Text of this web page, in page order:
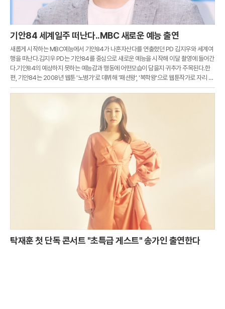
기안84 세계일주 떠난다..MBC 새로운 예능 출연
새롭게 시작하는 MBC예능에서 기안84가 나혼자산다를 연출했던 PD 김지우와 세계여
행을 떠난다.김지우 PD는 기안84를 중심으로 새로운 예능을 시작해 이달 촬영에 들어간
다.기안84의 예상하지 못하는 예능감과 행동에 어떤모습이 담을지 귀추가 주목된다.한
편, 기안84는 2008년 웹툰 '노병가'로 데뷔해 '패션왕', '복학왕'으로 웹툰작가로 자리 잡
았다.2016년에는 '나 혼자 산다'로 출연해 시청자들의 사랑을 받고 있다.
탁재훈 첫 단독 콘서트 "초특급 게스트" 송가인 출연한다